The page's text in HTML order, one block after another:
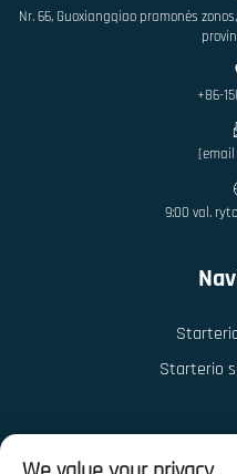
Nr. 66, Guoxiangqiao pramonės
+86-
9:00 val.
Starterio